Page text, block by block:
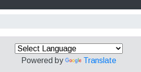
Powered by Translate